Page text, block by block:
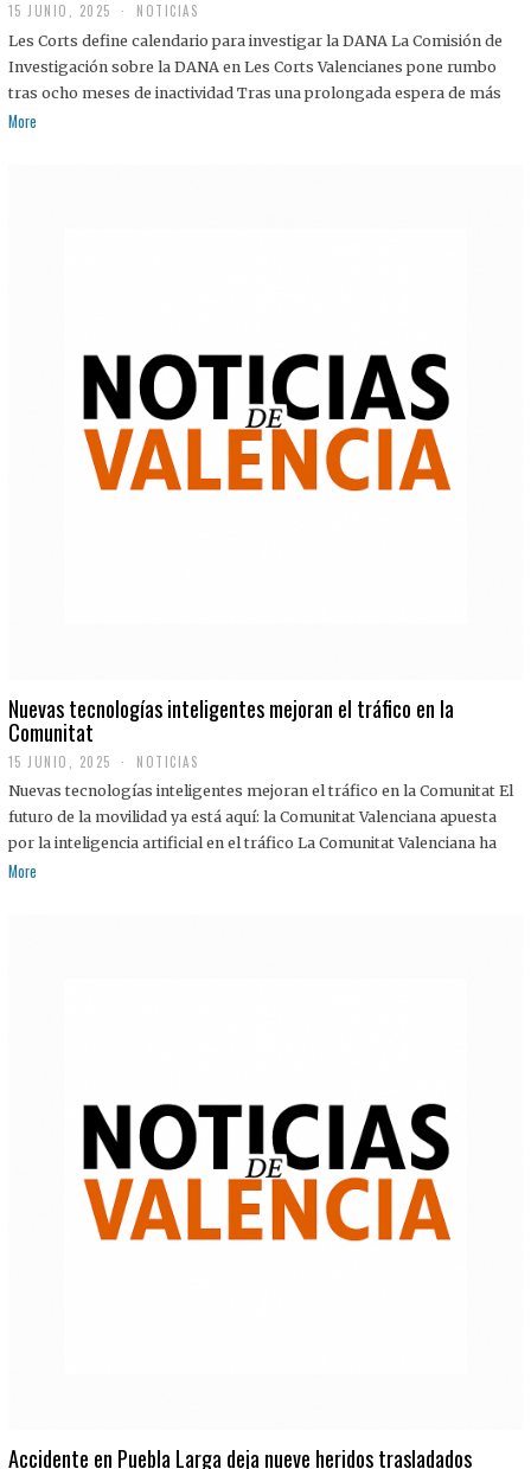
15 JUNIO, 2025 NOTICIAS
Les Corts define calendario para investigar la DANA La Comisión de
Investigación sobre la DANA en Les Corts Valencianes pone rumbo
tras ocho meses de inactividad Tras una prolongada espera de más
More
Nuevas tecnologías inteligentes mejoran el tráfico en la
Comunitat
15 JUNIO, 2025 NOTICIAS
Nuevas tecnologías inteligentes mejoran el tráfico en la Comunitat El
futuro de la movilidad ya está aquí: la Comunitat Valenciana apuesta
por la inteligencia artificial en el tráfico La Comunitat Valenciana ha
More
Accidente en Puebla Larga deja nueve heridos trasladados